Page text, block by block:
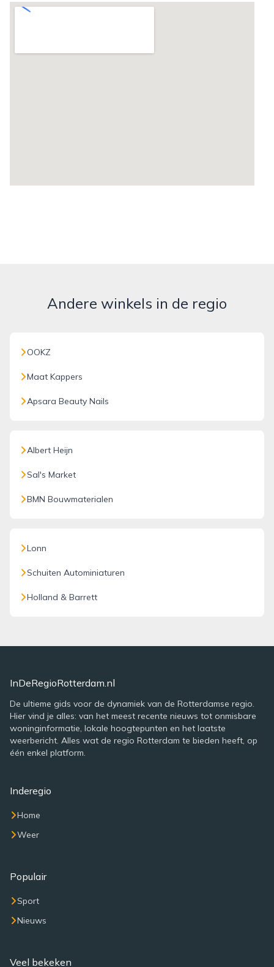
Andere winkels in de regio
OOKZ
Maat Kappers
Apsara Beauty Nails
Albert Heijn
Sal's Market
BMN Bouwmaterialen
Lonn
Schuiten Autominiaturen
Holland & Barrett
InDeRegioRotterdam.nl
De ultieme gids voor de dynamiek van de Rotterdamse regio.
Hier vind je alles: van het meest recente nieuws tot onmisbare
woninginformatie, lokale hoogtepunten en het laatste
weerbericht. Alles wat de regio Rotterdam te bieden heeft, op
één enkel platform.
Inderegio
Home
Weer
Populair
Sport
Nieuws
Veel bekeken